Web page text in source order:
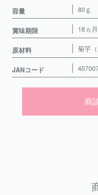
容量 80ｇ
賞味期限 18ヵ月
原材料 菊芋（
JANコード
商